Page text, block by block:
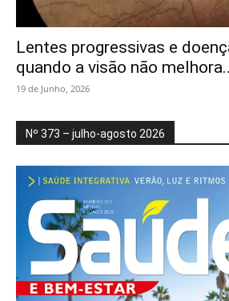
Lentes progressivas e
quando a visão não
19 de Junho, 2026
Nº 373 – julho-agosto 2026